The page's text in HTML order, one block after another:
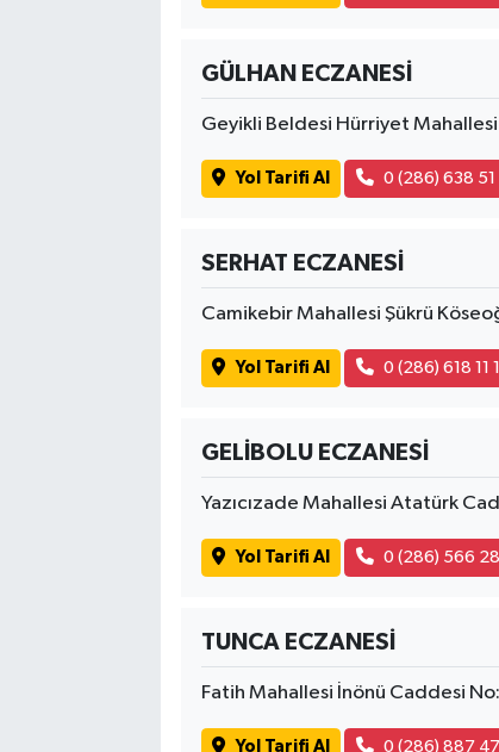
GÜLHAN ECZANESİ
Geyikli Beldesi Hürriyet
Yol Tarifi Al 0 (286) 638 51
SERHAT ECZANESİ
Camikebir Mahallesi Şükrü
Yol Tarifi Al 0 (286) 618 11
GELİBOLU ECZANESİ
Yazıcızade Mahallesi Atatürk
Yol Tarifi Al 0 (286) 566
TUNCA ECZANESİ
Fatih Mahallesi İnönü Caddesi
Yol Tarifi Al 0 (286) 887